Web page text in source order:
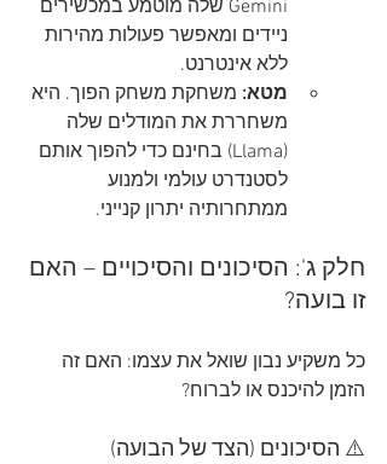
Gemini שלה מוטמע במכשירים
ניידים ומאפשר פעולות מהירות
ללא אינטרנט.
מטא: משחקת משחק הפוך. היא
משחררת את המודלים שלה
(Llama) בחינם כדי להפוך אותם
לסטנדרט עולמי ולמנוע
ממתחרותיה יתרון קנייני.
חלק ג': הסיכונים והסיכויים – האם
זו בועה?
כל משקיע נבון שואל את עצמו: האם זה
הזמן להיכנס או לברוח?
⚠️ הסיכונים (הצד של הבועה)